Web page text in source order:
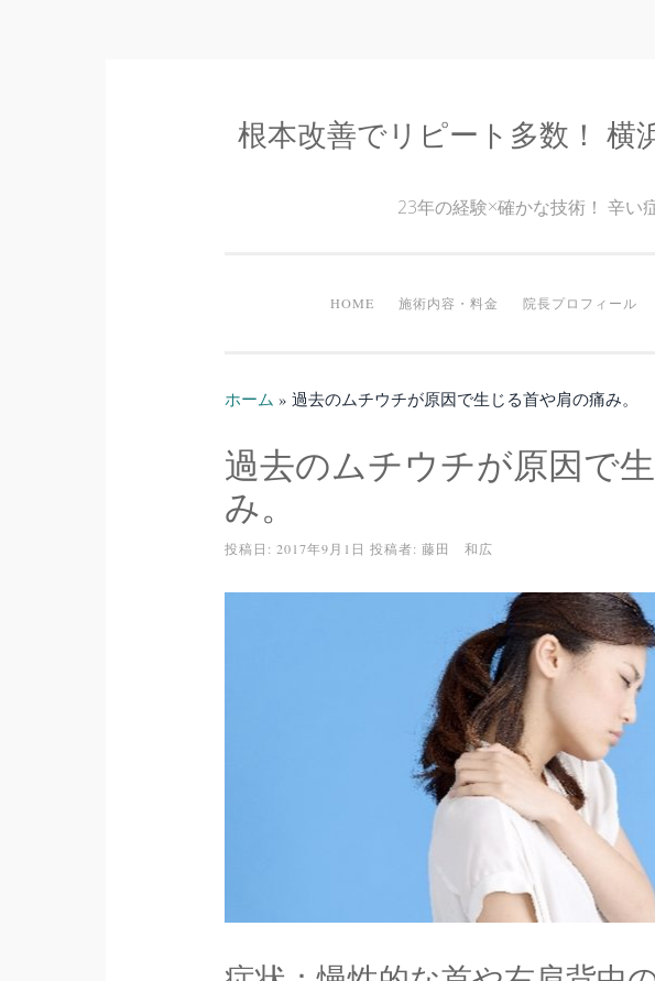
コ
プ
根本改善でリピート多数！ 横
23年の経験×確かな技術！ 辛い
HOME 施術内容・料金 院長プロフィール
ホーム » 過去のムチウチが原因で生じる首や肩の痛み。
過去のムチウチが原因で
み。
投稿日: 2017年9月1日 投稿者: 藤田 和広